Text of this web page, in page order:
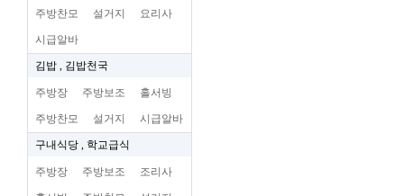
주방찬모 설거지 요리사
시급알바
김밥 , 김밥천국
주방장 주방보조 홀서빙
주방찬모 설거지 시급알바
구내식당 , 학교급식
주방장 주방보조 조리사